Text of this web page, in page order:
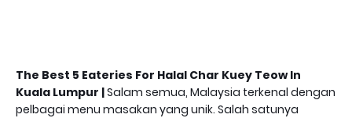
The Best 5 Eateries For Halal Char Kuey Teow In
Kuala Lumpur |Salam semua, Malaysia terkenal dengan
pelbagai menu masakan yang unik. Salah satunya